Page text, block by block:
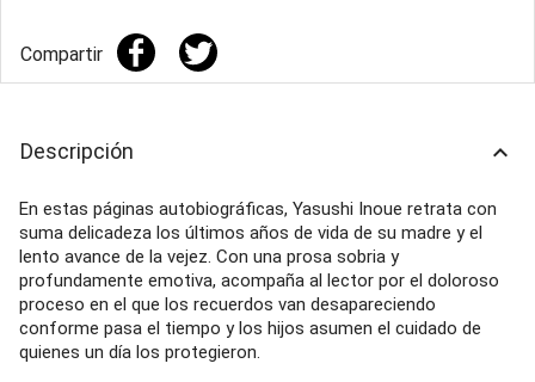
Compartir
Descripción keyboard_arrow_up
En estas páginas autobiográficas, Yasushi Inoue retrata con
suma delicadeza los últimos años de vida de su madre y el
lento avance de la vejez. Con una prosa sobria y
profundamente emotiva, acompaña al lector por el doloroso
proceso en el que los recuerdos van desapareciendo
conforme pasa el tiempo y los hijos asumen el cuidado de
quienes un día los protegieron.